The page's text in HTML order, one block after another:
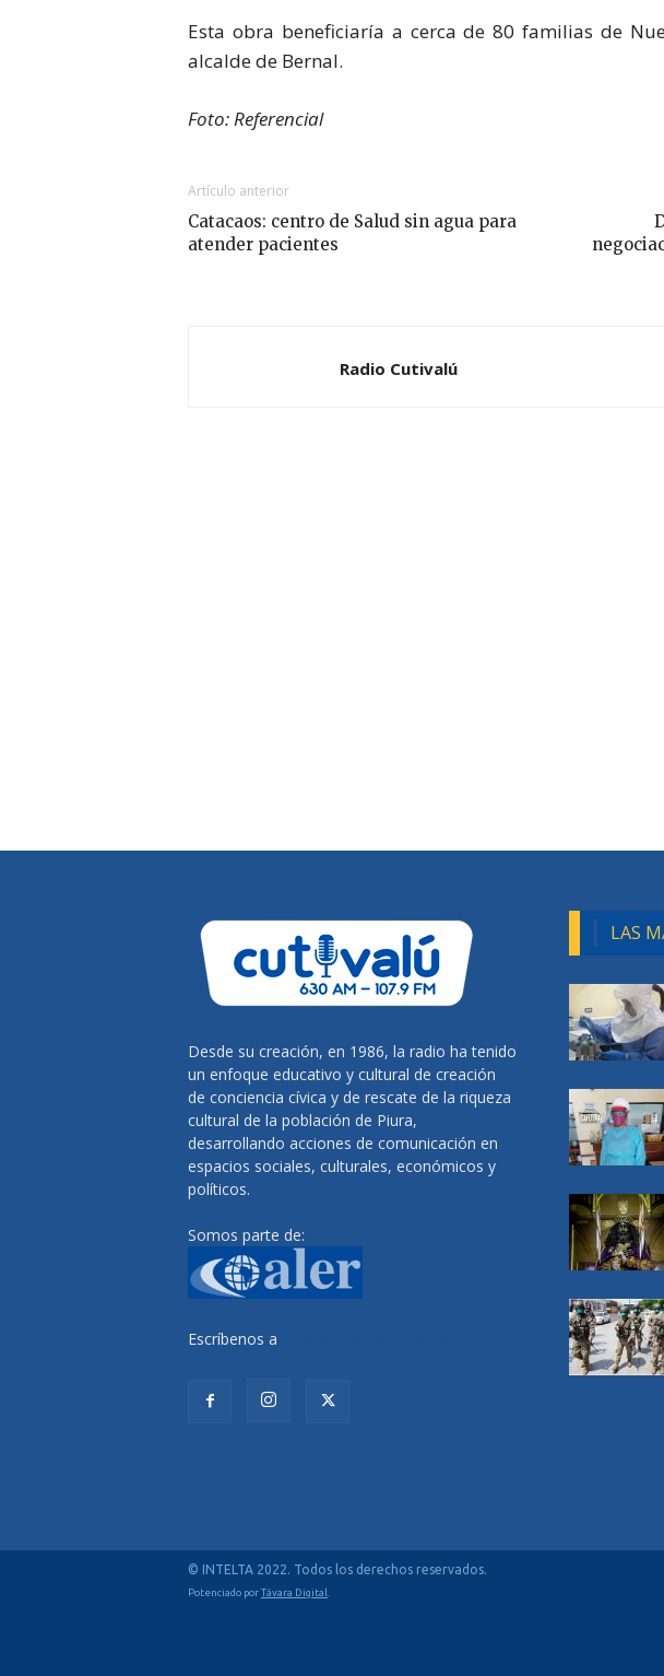
Esta obra beneficiaría a cerca de 80 familias de
alcalde de Bernal.
Foto: Referencial
Artículo anterior
Catacaos: centro de Salud sin agua para
atender pacientes
Radio Cutivalú
Desde su creación, en 1986, la radio ha tenido
un enfoque educativo y cultural de creación
de conciencia cívica y de rescate de la riqueza
cultural de la población de Piura,
desarrollando acciones de comunicación en
espacios sociales, culturales, económicos y
políticos.
Somos parte de:
Escríbenos a
LAS
© INTELTA 2022. Todos los derechos reservados.
Potenciado porTávara Digital